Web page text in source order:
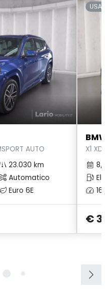
AUTO
23.030 km
Automatico
Euro 6E
X1
8/
€